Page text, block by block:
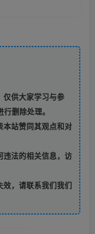
仅供大家学习与参
行删除处理。
本站赞同其观点和对
违法的相关信息，访
，请联系我们我们